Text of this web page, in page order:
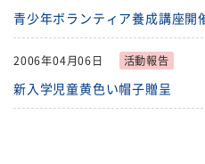
青少年ボランティア養成講座開
2006年04月06日 活動報告
新入学児童黄色い帽子贈呈